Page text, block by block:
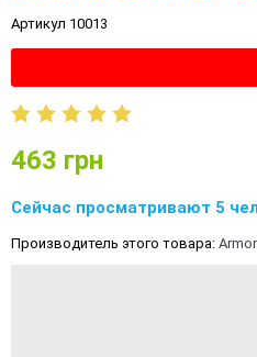
Артикул 10013
463 грн
Сейчас просматривают 5
Производитель этого товара: